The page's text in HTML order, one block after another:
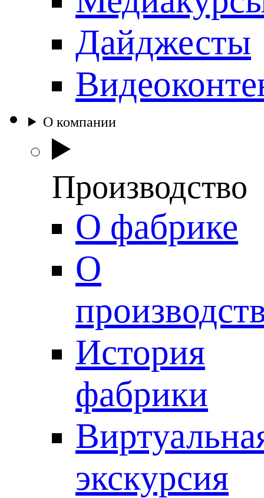
Дайджесты
О компании
Производство
О фабрике
О
История
фабрики
экскурсия